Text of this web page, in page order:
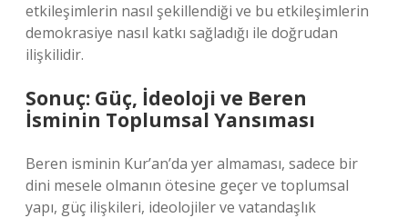
etkileşimlerin nasıl şekillendiği ve bu etkileşimlerin
demokrasiye nasıl katkı sağladığı ile doğrudan
ilişkilidir.
Sonuç: Güç, İdeoloji ve Beren
İsminin Toplumsal Yansıması
Beren isminin Kur’an’da yer almaması, sadece bir
dini mesele olmanın ötesine geçer ve toplumsal
yapı, güç ilişkileri, ideolojiler ve vatandaşlık